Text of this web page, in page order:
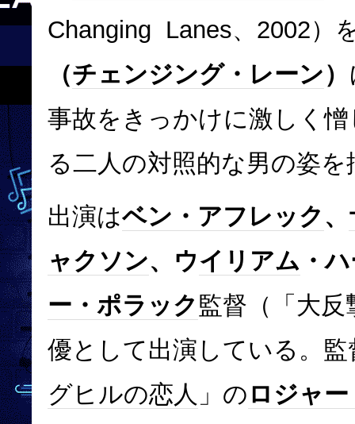
Changing Lanes、2002）
（チェンジング・レーン）
事故をきっかけに激しく
る二人の対照的な男の姿を
出演はベン・アフレック 、
ャクソン、ウイリアム ・
ー・ポラック 監督（「大
優として出演している。監
グヒルの恋人 」の ロジャ